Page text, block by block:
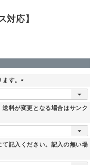
対応】
す。
(
必
須
料が変更となる場合はサンク
記入ください。記入の無い場